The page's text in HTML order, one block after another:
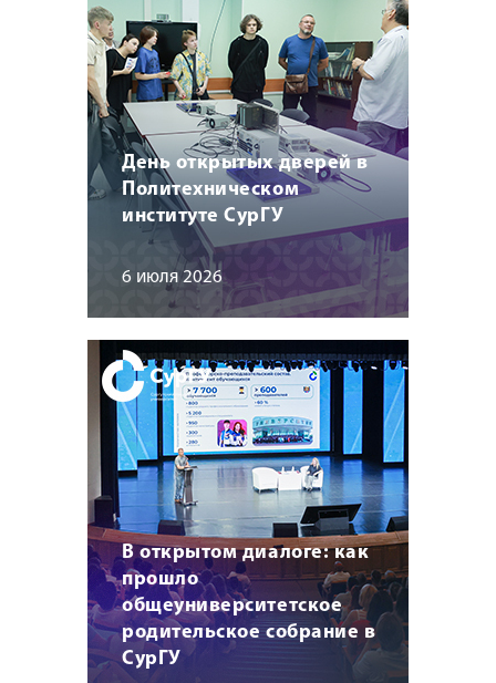
День открытых дверей в
Политехническом
институте СурГУ
6 июля 2026
В открытом диалоге: как
прошло
общеуниверситетское
родительское собрание в
СурГУ